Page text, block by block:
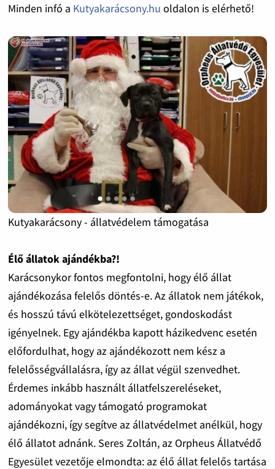
Minden infó a Kutyakarácsony.hu oldalon is elérhető!
Kutyakarácsony - állatvédelem támogatása
Élő állatok ajándékba?!
Karácsonykor fontos megfontolni, hogy élő állat
ajándékozása felelős döntés-e. Az állatok nem játékok,
és hosszú távú elkötelezettséget, gondoskodást
igényelnek. Egy ajándékba kapott házikedvenc esetén
előfordulhat, hogy az ajándékozott nem kész a
felelősségvállalásra, így az állat végül szenvedhet.
Érdemes inkább használt állatfelszereléseket,
adományokat vagy támogató programokat
ajándékozni, így segítve az állatvédelmet anélkül, hogy
élő állatot adnánk. Seres Zoltán, az Orpheus Állatvédő
Egyesület vezetője elmondta: az élő állat felelős tartása